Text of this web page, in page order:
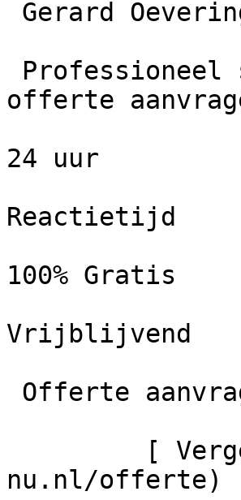
offerte
24 uur
Reactietijd
100% Gratis
Vrijblijvend
nu.nl/offerte)